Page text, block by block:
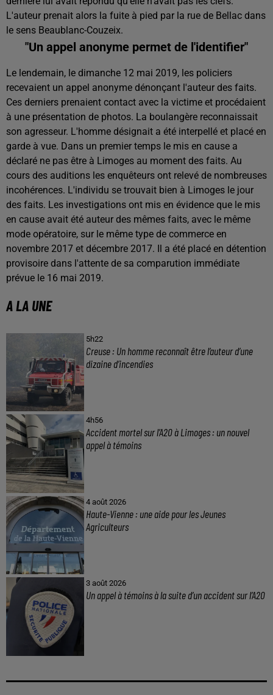
L'auteur prenait alors la fuite à pied par la rue de Bellac dans
le sens Beaublanc-Couzeix.
"Un appel anonyme permet de l'identifier"
Le lendemain, le dimanche 12 mai 2019, les policiers
recevaient un appel anonyme dénonçant l'auteur des faits.
Ces derniers prenaient contact avec la victime et procédaient
à une présentation de photos. La boulangère reconnaissait
son agresseur. L'homme désignait a été interpellé et placé en
garde à vue. Dans un premier temps le mis en cause a
déclaré ne pas être à Limoges au moment des faits. Au
cours des auditions les enquêteurs ont relevé de nombreuses
incohérences. L'individu se trouvait bien à Limoges le jour
des faits. Les investigations ont mis en évidence que le mis
en cause avait été auteur des mêmes faits, avec le même
mode opératoire, sur le même type de commerce en
novembre 2017 et décembre 2017. Il a été placé en détention
provisoire dans l'attente de sa comparution immédiate
prévue le 16 mai 2019.
A LA UNE
5h22
Creuse : Un homme reconnaît être l’auteur d’une
dizaine d’incendies
4h56
Accident mortel sur l’A20 à Limoges : un nouvel
appel à témoins
4 août 2026
Haute-Vienne : une aide pour les Jeunes
Agriculteurs
3 août 2026
Un appel à témoins à la suite d’un accident sur l’A20